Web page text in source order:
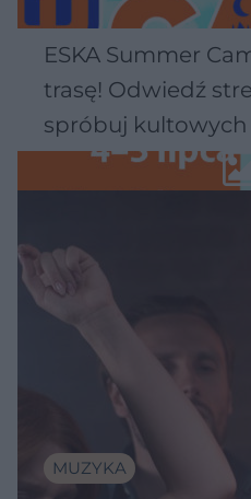
ESKA Summer
trasę! Odwiedź
spróbuj kultowych
Wawelu
MUZYKA